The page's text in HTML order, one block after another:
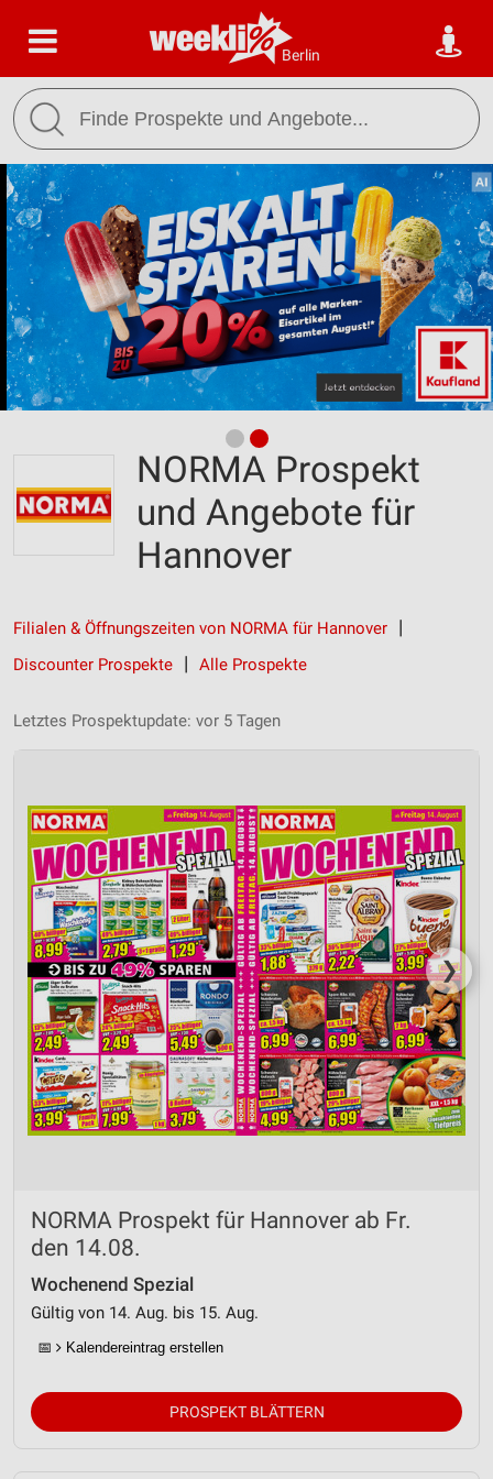
Berlin
NORMA Prospekt
und Angebote für
Hannover
Filialen & Öffnungszeiten von NORMA für Hannover
Discounter Prospekte
Alle Prospekte
Letztes Prospektupdate: vor 5 Tagen
❯
NORMA Prospekt für Hannover ab Fr.
den 14.08.
Wochenend Spezial
Gültig von 14. Aug. bis 15. Aug.
📅 Kalendereintrag erstellen
PROSPEKT BLÄTTERN